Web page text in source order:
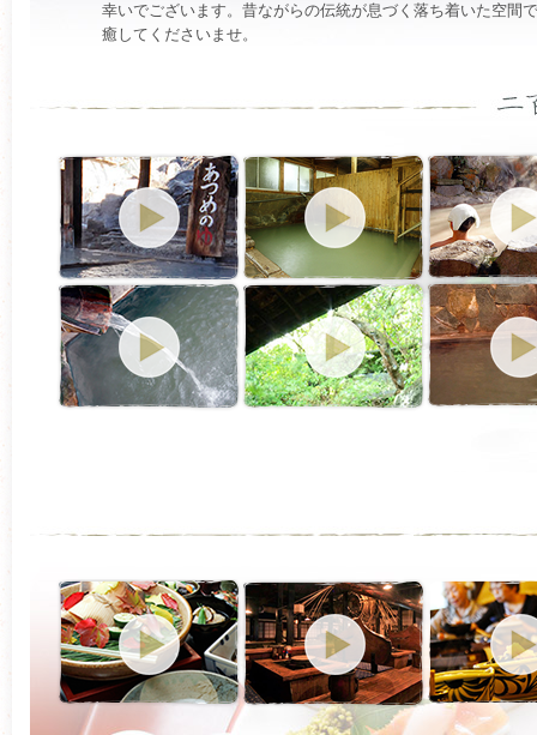
幸いでございます。昔ながらの伝統が息づく落ち着いた空間
癒してくださいませ。